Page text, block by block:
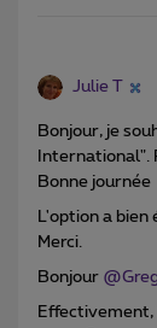
Julie T
Bonjour, je
International".
Bonne journée
L'option a bien
Merci.
Bonjour
Effectivement,